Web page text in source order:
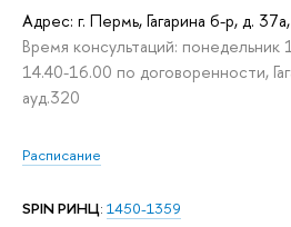
Адрес: г. Пермь, Гагарина б-р, д.
Время консультаций: понедельник
14.40-16.00 по договоренности,
ауд.320
Расписание
SPIN РИНЦ: 1450-1359